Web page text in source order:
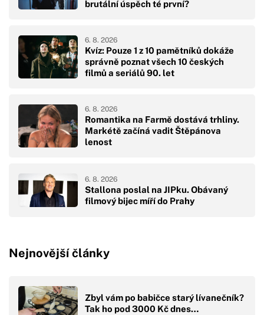
brutální úspěch té první?
Kvíz: Pouze 1 z 10 pamětníků dokáže
správně poznat všech 10 českých
filmů a seriálů 90. let
6. 8. 2026
Romantika na Farmě dostává trhliny.
Markétě začíná vadit Štěpánova
lenost
6. 8. 2026
Stallona poslal na JIPku. Obávaný
filmový bijec míří do Prahy
6. 8. 2026
Nejnovější články
Zbyl vám po babičce starý lívanečník?
Tak ho pod 3000 Kč dnes…